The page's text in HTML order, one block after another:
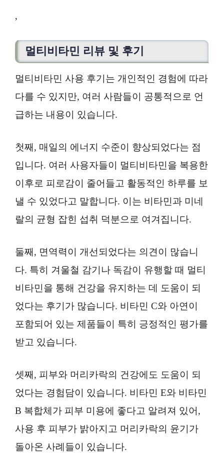
,
멀티비타민 리뷰 및 후기
멀티비타민 사용 후기는 개인적인 경험에 따라
다를 수 있지만, 여러 사람들이 공통적으로 언
급하는 내용이 있습니다.
첫째, 매일의 에너지 수준이 향상되었다는 점
입니다. 여러 사용자들이 멀티비타민을 복용한
이후로 피로감이 줄어들고 활동적인 하루를 보
낼 수 있었다고 말합니다. 이는 비타민과 미네
랄의 균형 잡힌 섭취 덕분으로 여겨집니다.
둘째, 면역력이 개선되었다는 의견이 많습니
다. 특히 겨울철 감기나 독감이 유행할 때 멀티
비타민을 통해 건강을 유지하는 데 도움이 되
었다는 후기가 많습니다. 비타민 C와 아연이
포함되어 있는 제품들이 특히 긍정적인 평가를
받고 있습니다.
셋째, 피부와 머리카락의 건강에도 도움이 되
었다는 경험담이 있습니다. 비타민 E와 비타민
B 복합체가 피부 미용에 좋다고 알려져 있어,
사용 후 피부가 밝아지고 머리카락의 윤기가
돌아온 사례들이 있습니다.